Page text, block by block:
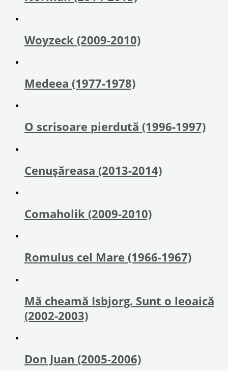
Woyzeck (2009-2010)
Medeea (1977-1978)
O scrisoare pierdută (1996-1997)
Cenușăreasa (2013-2014)
Comaholik (2009-2010)
Romulus cel Mare (1966-1967)
Mă cheamă Isbjorg. Sunt o leoaică
(2002-2003)
Don Juan (2005-2006)